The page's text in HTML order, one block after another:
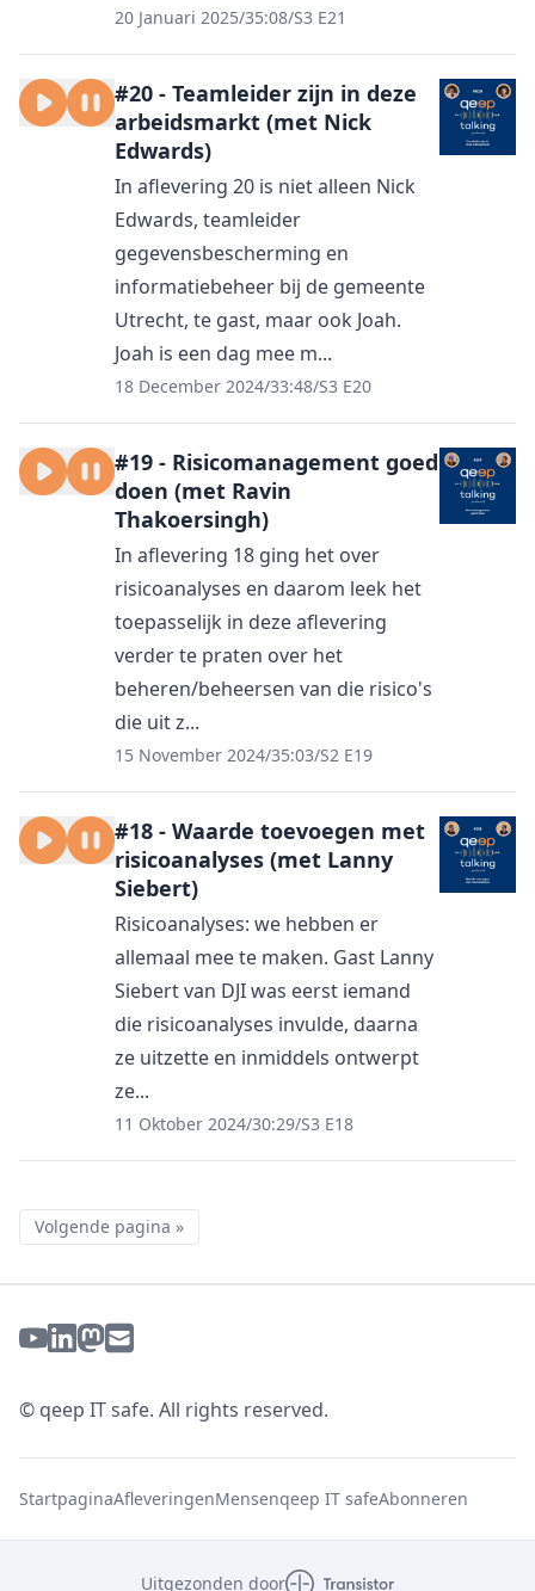
20 Januari 2025/35:08/S3 E21
#20 - Teamleider zijn in deze
arbeidsmarkt (met Nick
Edwards)
In aflevering 20 is niet alleen Nick
Edwards, teamleider
gegevensbescherming en
informatiebeheer bij de gemeente
Utrecht, te gast, maar ook Joah.
Joah is een dag mee m...
18 December 2024/33:48/S3 E20
#19 - Risicomanagement goed
doen (met Ravin
Thakoersingh)
In aflevering 18 ging het over
risicoanalyses en daarom leek het
toepasselijk in deze aflevering
verder te praten over het
beheren/beheersen van die risico's
die uit z...
15 November 2024/35:03/S2 E19
#18 - Waarde toevoegen met
risicoanalyses (met Lanny
Siebert)
Risicoanalyses: we hebben er
allemaal mee te maken. Gast Lanny
Siebert van DJI was eerst iemand
die risicoanalyses invulde, daarna
ze uitzette en inmiddels ontwerpt
ze...
11 Oktober 2024/30:29/S3 E18
Volgende pagina »
© qeep IT safe. All rights reserved.
StartpaginaAfleveringenMensenqeep IT safeAbonneren
Uitgezonden door